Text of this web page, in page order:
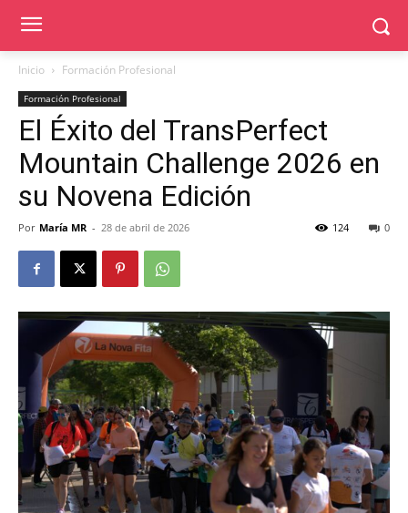
Inicio Formación Profesional
Formación Profesional
El Éxito del TransPerfect
Mountain Challenge 2026 en
su Novena Edición
Por María MR - 28 de abril de 2026 0
124